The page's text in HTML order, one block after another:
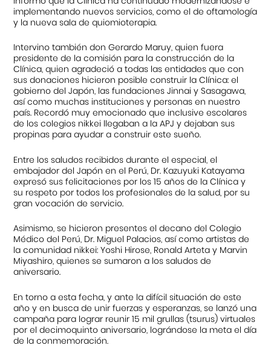
implementando nuevos servicios, como el de oftamología
y la nueva sala de quiomioterapia.
Intervino también don Gerardo Maruy, quien fuera
presidente de la comisión para la construcción de la
Clínica, quien agradeció a todas las entidades que con
sus donaciones hicieron posible construir la Clínica: el
gobierno del Japón, las fundaciones Jinnai y Sasagawa,
así como muchas instituciones y personas en nuestro
país. Recordó muy emocionado que inclusive escolares
de los colegios nikkei llegaban a la APJ y dejaban sus
propinas para ayudar a construir este sueño.
Entre los saludos recibidos durante el especial, el
embajador del Japón en el Perú, Dr. Kazuyuki Katayama
expresó sus felicitaciones por los 15 años de la Clínica y
su respeto por todos los profesionales de la salud, por su
gran vocación de servicio.
Asimismo, se hicieron presentes el decano del Colegio
Médico del Perú, Dr. Miguel Palacios, así como artistas de
la comunidad nikkei: Yoshi Hirose, Ronald Arteta y Marvin
Miyashiro, quienes se sumaron a los saludos de
aniversario.
En torno a esta fecha, y ante la difícil situación de este
año y en busca de unir fuerzas y esperanzas, se lanzó una
campaña para lograr reunir 15 mil grullas (tsurus) virtuales
por el decimoquinto aniversario, lográndose la meta el día
de la conmemoración.